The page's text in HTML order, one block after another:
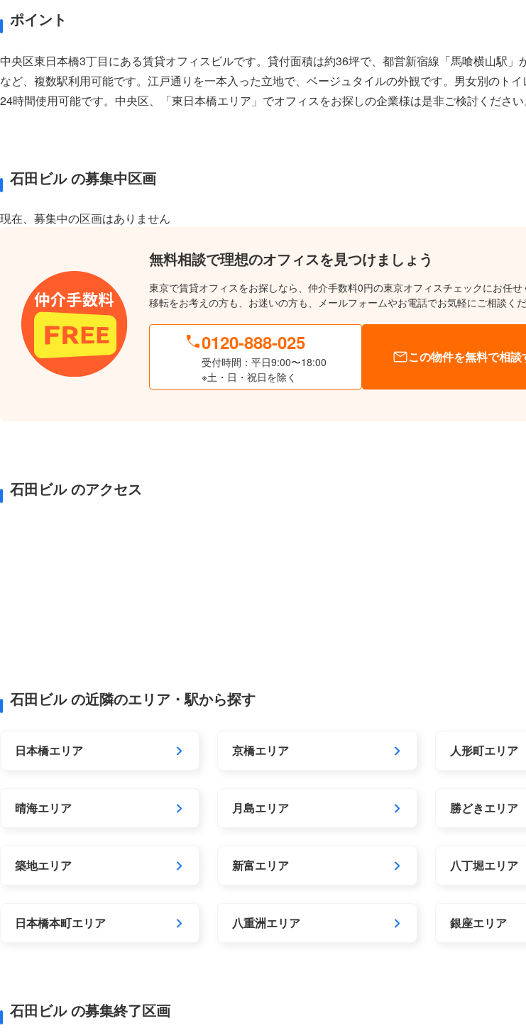
ポイント
中央区東日本橋3丁目にある賃貸オフィスビルです。貸付面積は約36坪で、都営新宿線「馬喰横山駅
など、複数駅利用可能です。江戸通りを一本入った立地で、ベージュタイルの外観です。男女別のト
24時間使用可能です。中央区、「東日本橋エリア」でオフィスをお探しの企業様は是非ご検討ください
石田ビル の募集中区画
現在、募集中の区画はありません
無料相談で理想のオフィスを見つけましょう
東京で賃貸オフィスをお探しなら、仲介手数料0円の東京オフィスチェックにお任せ
移転をお考えの方も、お迷いの方も、メールフォームやお電話でお気軽にご相談くだ
0120-888-025
受付時間：平日9:00〜18:00
※土・日・祝日を除く
この物件を無料で相談
石田ビル のアクセス
石田ビル の近隣のエリア・駅から探す
日本橋エリア 京橋エリア 人形町エリア
晴海エリア 月島エリア 勝どきエリア
築地エリア 新富エリア 八丁堀エリア
日本橋本町エリア 八重洲エリア 銀座エリア
石田ビル の募集終了区画